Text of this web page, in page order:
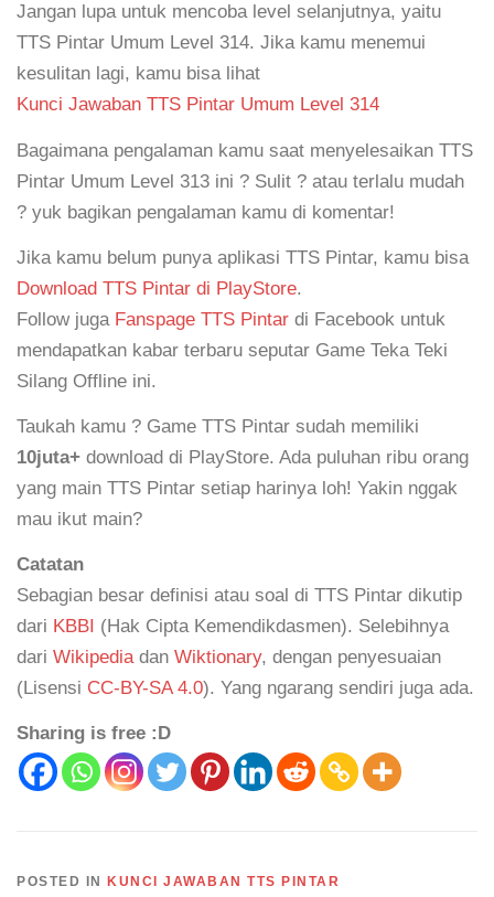
Jangan lupa untuk mencoba level selanjutnya, yaitu
TTS Pintar Umum Level 314. Jika kamu menemui
kesulitan lagi, kamu bisa lihat
Kunci Jawaban TTS Pintar Umum Level 314
Bagaimana pengalaman kamu saat menyelesaikan TTS
Pintar Umum Level 313 ini ? Sulit ? atau terlalu mudah
? yuk bagikan pengalaman kamu di komentar!
Jika kamu belum punya aplikasi TTS Pintar, kamu bisa
Download TTS Pintar di PlayStore.
Follow juga Fanspage TTS Pintar di Facebook untuk
mendapatkan kabar terbaru seputar Game Teka Teki
Silang Offline ini.
Taukah kamu ? Game TTS Pintar sudah memiliki
10juta+ download di PlayStore. Ada puluhan ribu orang
yang main TTS Pintar setiap harinya loh! Yakin nggak
mau ikut main?
Catatan
Sebagian besar definisi atau soal di TTS Pintar dikutip
dari KBBI (Hak Cipta Kemendikdasmen). Selebihnya
dari Wikipediadan Wiktionary, dengan penyesuaian
(Lisensi CC-BY-SA 4.0). Yang ngarang sendiri juga ada.
Sharing is free :D
POSTED IN
KUNCI JAWABAN TTS PINTAR